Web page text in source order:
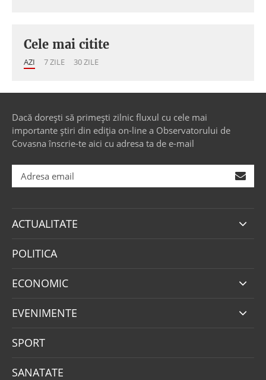
Cele mai citite
AZI 7 ZILE 30 ZILE
Dacă dorești să primești zilnic fluxul cu cele mai
importante știri din ediția on-line a Observatorului de
Covasna înscrie-te aici cu adresa ta de e-mail
ACTUALITATE
POLITICA
ECONOMIC
EVENIMENTE
SPORT
SANATATE